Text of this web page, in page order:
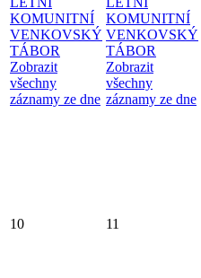
KOMUNITNÍ
VENKOVSKÝ
TÁBOR
Zobrazit
všechny
záznamy ze dne
KOMUNITNÍ
VENKOVSKÝ
TÁBOR
Zobrazit
všechny
záznamy ze dne
10 11